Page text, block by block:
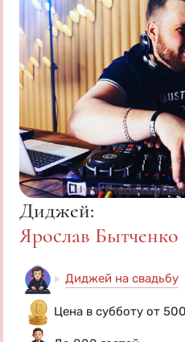
Диджей:
Ярослав Бытченко
Диджей на свадьбу
Цена в субботу от